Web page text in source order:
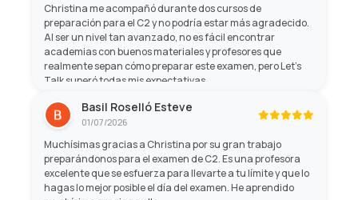
Christina me acompañó durante dos cursos de
preparación para el C2 y no podría estar más agradecido.
Al ser un nivel tan avanzado, no es fácil encontrar
academias con buenos materiales y profesores que
realmente sepan cómo preparar este examen, pero Let's
Talk superó todas mis expectativas.
Basil Roselló Esteve
01/07/2026
Muchísimas gracias a Christina por su gran trabajo
preparándonos para el examen de C2. Es una profesora
excelente que se esfuerza para llevarte a tu límite y que lo
hagas lo mejor posible el día del examen. He aprendido